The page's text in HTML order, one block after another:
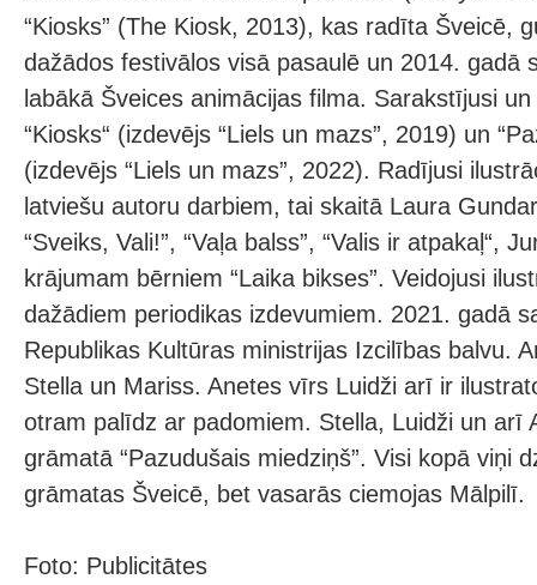
“Kiosks” (The Kiosk, 2013), kas radīta Šveicē,
dažādos festivālos visā pasaulē un 2014. gadā
labākā Šveices animācijas filma. Sarakstījusi
“Kiosks“ (izdevējs “Liels un mazs”, 2019) un
(izdevējs “Liels un mazs”, 2022). Radījusi
latviešu autoru darbiem, tai skaitā Laura
“Sveiks, Vali!”, “Vaļa balss”, “Valis ir atpakaļ“,
krājumam bērniem “Laika bikses”. Veidojusi
dažādiem periodikas izdevumiem. 2021. gadā
Republikas Kultūras ministrijas Izcilības balvu.
Stella un Mariss. Anetes vīrs Luidži arī ir
otram palīdz ar padomiem. Stella, Luidži un arī
grāmatā “Pazudušais miedziņš”. Visi kopā viņi
grāmatas Šveicē, bet vasarās ciemojas Mālpilī.
Foto: Publicitātes